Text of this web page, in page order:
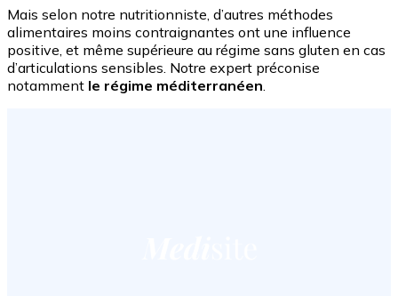
Mais selon notre nutritionniste, d’autres méthodes
alimentaires moins contraignantes ont une influence
positive, et même supérieure au régime sans gluten en cas
d’articulations sensibles. Notre expert préconise
notamment le régime méditerranéen